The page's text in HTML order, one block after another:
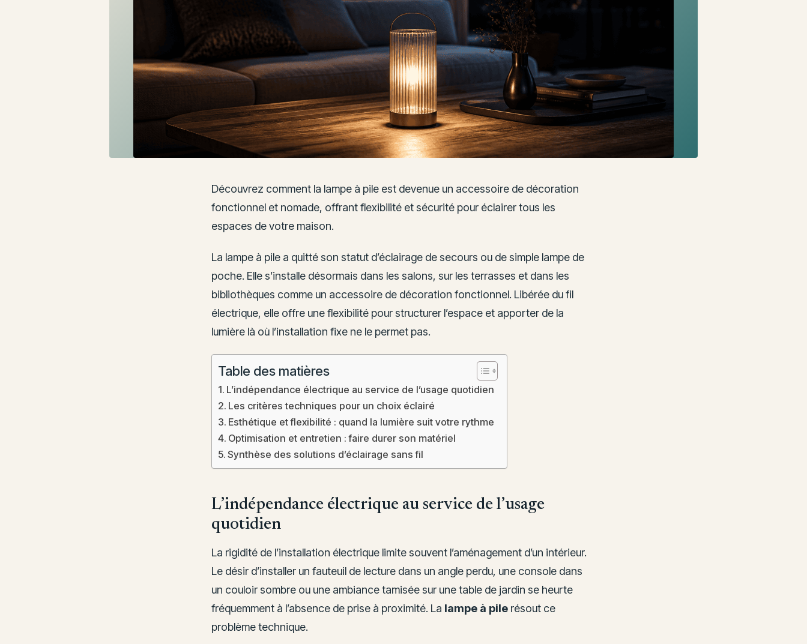
Découvrez comment la lampe à pile est devenue un accessoire de décoration
fonctionnel et nomade, offrant flexibilité et sécurité pour éclairer tous les
espaces de votre maison.
La lampe à pile a quitté son statut d’éclairage de secours ou de simple lampe de
poche. Elle s’installe désormais dans les salons, sur les terrasses et dans les
bibliothèques comme un accessoire de décoration fonctionnel. Libérée du fil
électrique, elle offre une flexibilité pour structurer l’espace et apporter de la
lumière là où l’installation fixe ne le permet pas.
Table des matières
L’indépendance électrique au service de l’usage quotidien
Les critères techniques pour un choix éclairé
Esthétique et flexibilité : quand la lumière suit votre rythme
Optimisation et entretien : faire durer son matériel
Synthèse des solutions d’éclairage sans fil
L’indépendance électrique au service de l’usage
quotidien
La rigidité de l’installation électrique limite souvent l’aménagement d’un intérieur.
Le désir d’installer un fauteuil de lecture dans un angle perdu, une console dans
un couloir sombre ou une ambiance tamisée sur une table de jardin se heurte
fréquemment à l’absence de prise à proximité. La lampe à pile résout ce
problème technique.